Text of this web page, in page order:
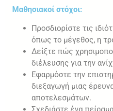
Μαθησιακοί στόχοι:
Προσδιορίστε τις
όπως το μέγεθος, η
Δείξτε πώς
διέλευσης για την
Εφαρμόστε την
διεξαγωγή μιας
αποτελεσμάτων.